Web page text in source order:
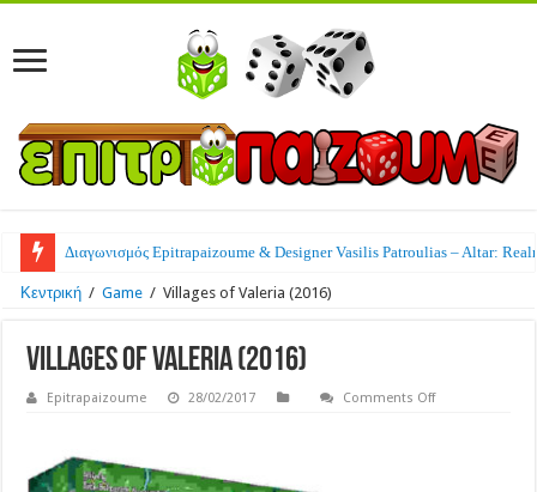
Διαγωνισμός Epitrapaizoume & Designer Vasilis Patroulias – Altar:
Κεντρική / Game / Villages of Valeria (2016)
Villages of Valeria (2016)
Epitrapaizoume 28/02/2017 Comments Offon